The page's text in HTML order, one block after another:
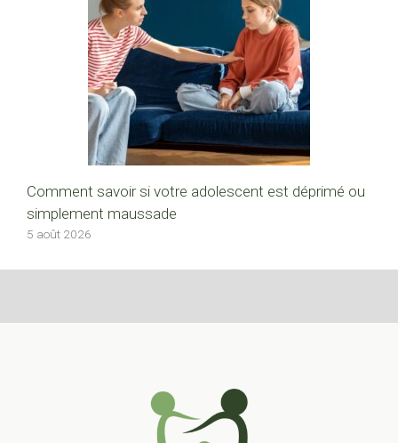
Comment savoir si votre adolescent est déprimé ou
simplement maussade
5 août 2026